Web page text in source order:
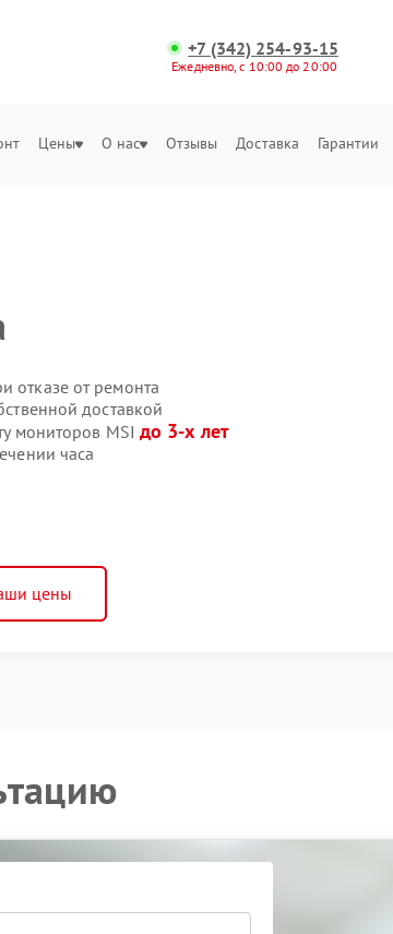
+7 (342) 254-93-15
Ежедневно, с 10:00 до 20:00
Цены О нас Отзывы Доставка Гарантии
отказе от ремонта
доставкой
мониторов MSI до 3-х лет
часа
цены